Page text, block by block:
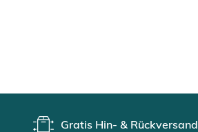
Gratis Hin- & Rückversand